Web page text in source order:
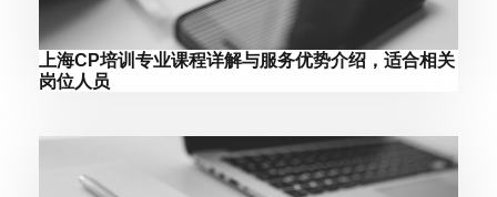
上海CP培训专业课程详解与服务优势介绍，适合相关
岗位人员